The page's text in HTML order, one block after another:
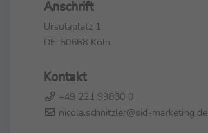
Anschrift
Ursulaplatz 1
DE-50668 Köln
Kontakt
+49 221 99880 0
nicola.schnitzler@sid-marketing.de